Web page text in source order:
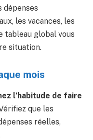
dépenses
les vacances, les
tableau global vous
situation.
mois
l’habitude de faire
que les
réelles,